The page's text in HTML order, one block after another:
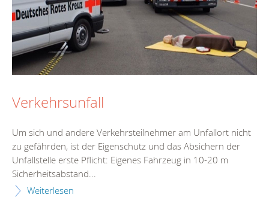
Verkehrsunfall
Um sich und andere Verkehrsteilnehmer am Unfallort nicht
zu gefährden, ist der Eigenschutz und das Absichern der
Unfallstelle erste Pflicht: Eigenes Fahrzeug in 10-20 m
Sicherheitsabstand...
Weiterlesen